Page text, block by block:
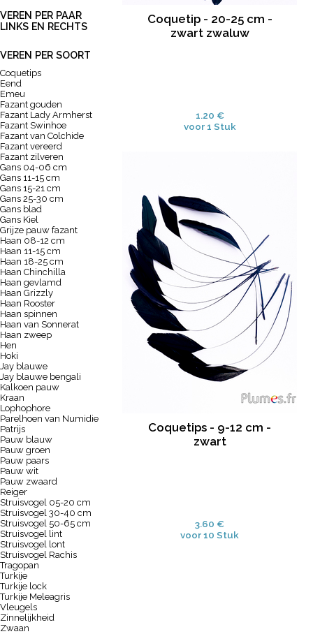
VEREN PER PAAR
LINKS EN RECHTS
VEREN PER SOORT
Coquetips
Eend
Emeu
Fazant gouden
Fazant Lady Armherst
Fazant Swinhoe
Fazant van Colchide
Fazant vereerd
Fazant zilveren
Gans 04-06 cm
Gans 11-15 cm
Gans 15-21 cm
Gans 25-30 cm
Gans blad
Gans Kiel
Grijze pauw fazant
Haan 08-12 cm
Haan 11-15 cm
Haan 18-25 cm
Haan Chinchilla
Haan gevlamd
Haan Grizzly
Haan Rooster
Haan spinnen
Haan van Sonnerat
Haan zweep
Hen
Hoki
Jay blauwe
Jay blauwe bengali
Kalkoen pauw
Kraan
Lophophore
Parelhoen van Numidie
Patrijs
Pauw blauw
Pauw groen
Pauw paars
Pauw wit
Pauw zwaard
Reiger
Struisvogel 05-20 cm
Struisvogel 30-40 cm
Struisvogel 50-65 cm
Struisvogel lint
Struisvogel lont
Struisvogel Rachis
Tragopan
Turkije
Turkije lock
Turkije Meleagris
Vleugels
Zinnelijkheid
Zwaan
Coquetip - 20-25 cm -
zwart zwaluw
1.20 €
voor 1 Stuk
Coquetips - 9-12 cm -
zwart
3.60 €
voor 10 Stuk